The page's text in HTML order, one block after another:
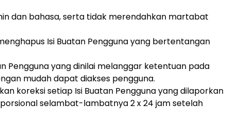
dan bahasa, serta tidak merendahkan martabat
Isi Buatan Pengguna yang bertentangan
Pengguna yang dinilai melanggar ketentuan pada
mudah dapat diakses pengguna.
koreksi setiap Isi Buatan Pengguna yang dilaporkan
selambat-lambatnya 2 x 24 jam setelah